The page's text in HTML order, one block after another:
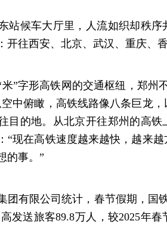
站候车大厅里，人流如织却秩序
开往西安、北京、武汉、重庆
”字形高铁网的交通枢纽，郑州
中俯瞰，高铁线路像八条巨龙
目的地。从北京开往郑州的高
“现在高铁速度越来越快，越来
的事。”
有限公司统计，春节假期，国
发送旅客89.8万人，较2025年